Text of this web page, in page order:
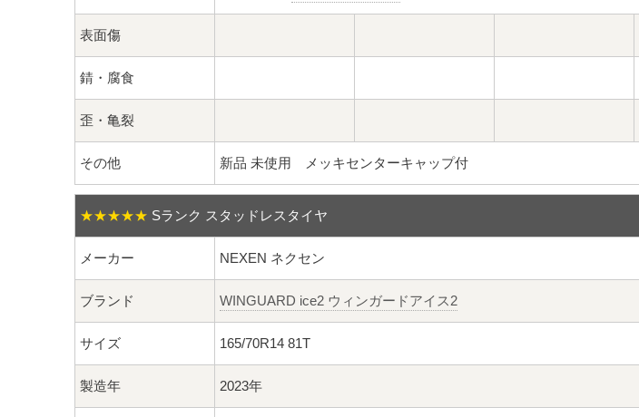
表面傷
錆・腐食
歪・亀裂
その他 新品 未使用 メッキセンターキャップ付
★★★★★ Sランク スタッドレスタイヤ
メーカー NEXEN ネクセン
ブランド WINGUARD ice2 ウィンガードアイス2
サイズ 165/70R14 81T
製造年 2023年